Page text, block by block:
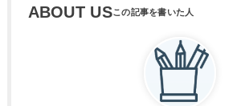
ABOUT US